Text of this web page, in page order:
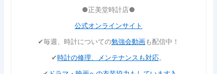
●正美堂時計店●
公式オンラインサイト
✔︎毎週、時計についての勉強会動画も配信中！
✔︎時計の修理、メンテナンスも対応。